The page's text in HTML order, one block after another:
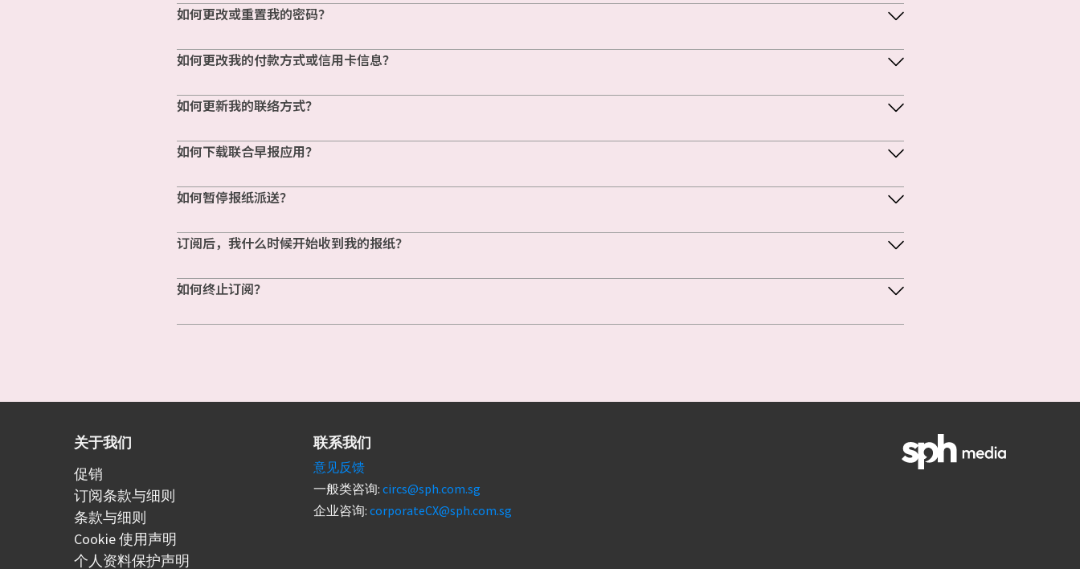
如何更改或重置我的密码？
如何更改我的付款方式或信用卡信息？
如何更新我的联络方式？
如何下载联合早报应用？
如何暂停报纸派送？
订阅后，我什么时候开始收到我的报纸？
如何终止订阅？
关于我们
促销
订阅条款与细则
条款与细则
Cookie 使用声明
个人资料保护声明
联系我们
意见反馈
一般类咨询: circs@sph.com.sg
企业咨询: corporateCX@sph.com.sg